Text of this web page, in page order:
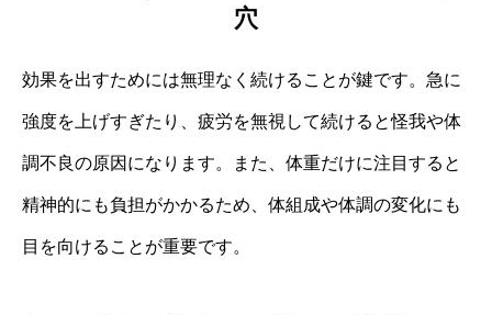
穴
効果を出すためには無理なく続けることが鍵です。急に
強度を上げすぎたり、疲労を無視して続けると怪我や体
調不良の原因になります。また、体重だけに注目すると
精神的にも負担がかかるため、体組成や体調の変化にも
目を向けることが重要です。